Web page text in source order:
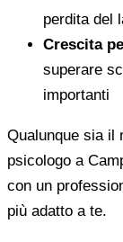
perdita del
Crescita
superare
importanti
Qualunque sia il
psicologo a
con un
più adatto a te.